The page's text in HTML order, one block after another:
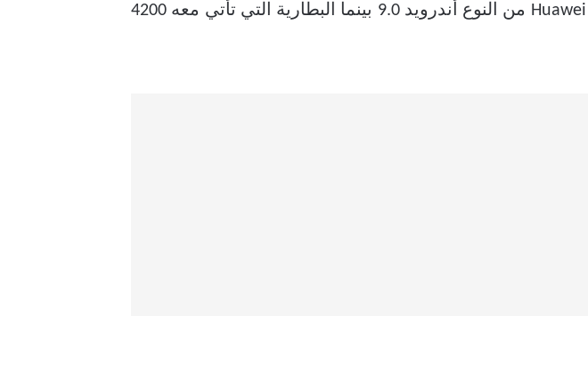
نظام التشغيل الذي يأتي به هاتف هواوي ميت 20 برو Huawei Mate 20 Pro من النوع أندرويد 9.0 بينما البطارية التي تأتي معه 4200